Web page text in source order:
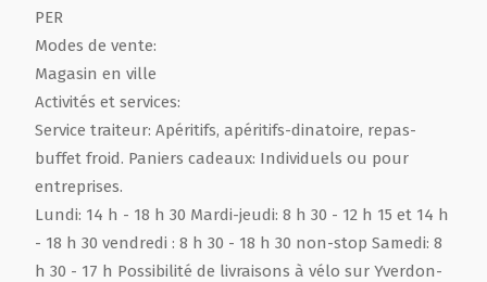
PER
Modes de vente:
Magasin en ville
Activités et services:
Service traiteur: Apéritifs, apéritifs-dinatoire, repas-
buffet froid. Paniers cadeaux: Individuels ou pour
entreprises.
Lundi: 14 h - 18 h 30 Mardi-jeudi: 8 h 30 - 12 h 15 et 14 h
- 18 h 30 vendredi : 8 h 30 - 18 h 30 non-stop Samedi: 8
h 30 - 17 h Possibilité de livraisons à vélo sur Yverdon-